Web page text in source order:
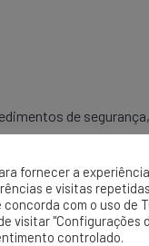
de segurança,
fornecer a
e visitas
concorda com o uso de
visitar "Configurações
controlado.